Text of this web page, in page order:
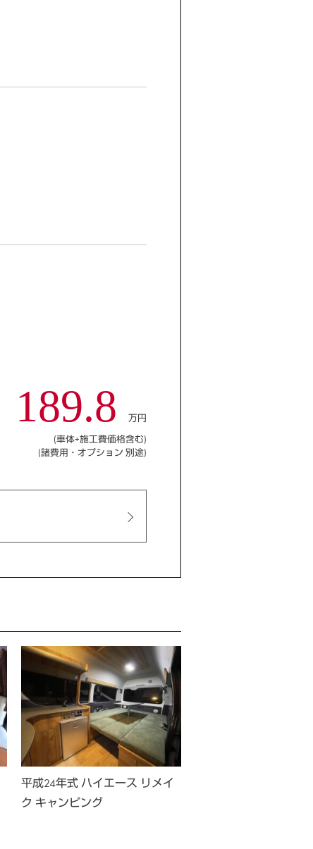
189.8
万円
(車体+施工費価格含む)
(諸費用・オプション 別途)
平成24年式 ハイエース リメイ
ク キャンピング